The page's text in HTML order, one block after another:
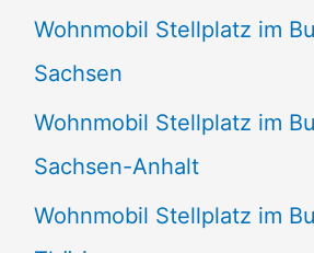
Wohnmobil Stellplatz im
Sachsen
Wohnmobil Stellplatz im
Sachsen-Anhalt
Wohnmobil Stellplatz im